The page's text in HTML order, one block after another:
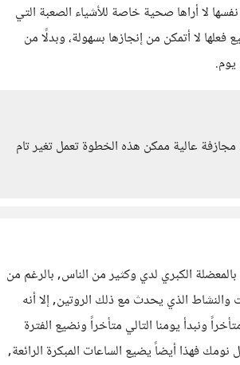
لا أراها صحية خاصة للأشياء الصعبة التي
فعلها لا أتمكن من إنجازها بسهولة، وبدلًا من
عالية ممكن هذه الخطوة تعمل تغير تام
الكبري لدي وكثير من الناس, بالرغم من
والنشاط الذي يحدث مع ذلك الروتين, إلا أنه
ونبدأ يومنا التالي متأخراً ونضيع الفترة
فهذا أيضاً يضيع الساعات المبكرة الرائعة,